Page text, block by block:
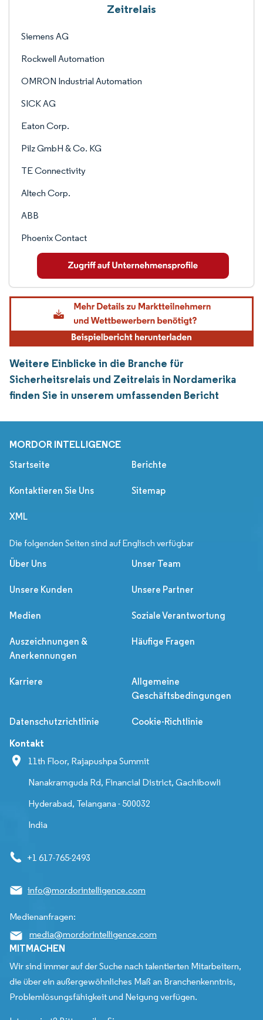
Zeitrelais
Siemens AG
Rockwell Automation
OMRON Industrial Automation
SICK AG
Eaton Corp.
Pilz GmbH & Co. KG
TE Connectivity
Altech Corp.
ABB
Phoenix Contact
Weitere Einblicke in die Branche für
Sicherheitsrelais und Zeitrelais in Nordamerika
finden Sie in unserem umfassenden Bericht
MORDOR INTELLIGENCE
Startseite Berichte
Kontaktieren Sie Uns Sitemap
XML
Die folgenden Seiten sind auf Englisch verfügbar
Über Uns Unser Team
Unsere Kunden Unsere Partner
Medien Soziale Verantwortung
Auszeichnungen &
Anerkennungen
Häufige Fragen
Karriere
Allgemeine
Geschäftsbedingungen
Datenschutzrichtlinie Cookie-Richtlinie
Kontakt
11th Floor, Rajapushpa Summit
Nanakramguda Rd, Financial District, Gachibowli
Hyderabad, Telangana - 500032
India
+1 617-765-2493
info@mordorintelligence.com
Medienanfragen:
media@mordorintelligence.com
MITMACHEN
Wir sind immer auf der Suche nach talentierten Mitarbeitern,
die über ein außergewöhnliches Maß an Branchenkenntnis,
Problemlösungsfähigkeit und Neigung verfügen.